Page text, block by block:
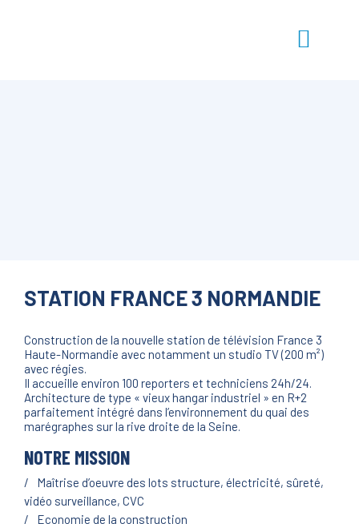
STATION FRANCE 3 NORMANDIE
Construction de la nouvelle station de télévision France 3
Haute-Normandie avec notamment un studio TV (200 m²)
avec régies.
Il accueille environ 100 reporters et techniciens 24h/24.
Architecture de type « vieux hangar industriel » en R+2
parfaitement intégré dans l’environnement du quai des
marégraphes sur la rive droite de la Seine.
NOTRE MISSION
Maîtrise d’oeuvre des lots structure, électricité, sûreté,
vidéo surveillance, CVC
Economie de la construction